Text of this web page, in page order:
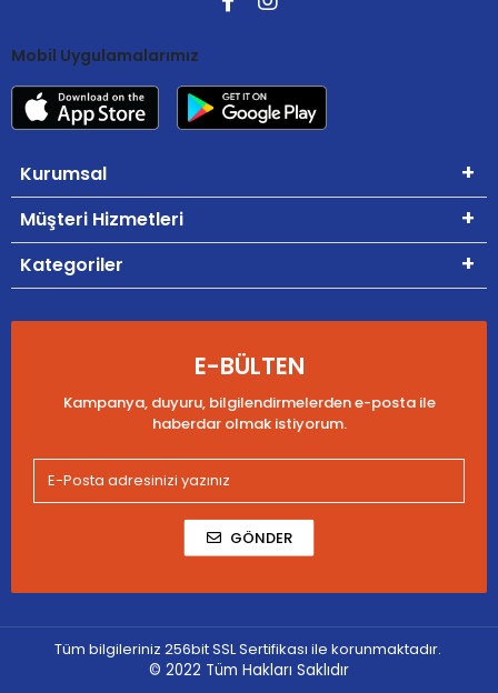
Mobil Uygulamalarımız
Kurumsal
Müşteri Hizmetleri
Kategoriler
E-BÜLTEN
Kampanya, duyuru, bilgilendirmelerden e-posta ile
haberdar olmak istiyorum.
GÖNDER
Tüm bilgileriniz 256bit SSL Sertifikası ile korunmaktadır.
© 2022 Tüm Hakları Saklıdır